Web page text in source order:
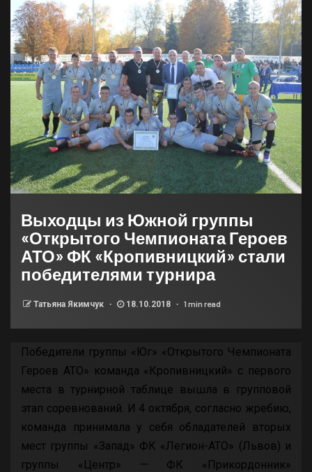
Выходцы из Южной группы
«Открытого Чемпионата Героев
АТО» ФК «Кропивницкий» стали
победителями турнира
Татьяна Якимчук 18.10.2018 1 min read
Победители группы «Юг» «Открытого Чемпионата
Героев АТО» команда «Кропивницкий» с первого
места в турнирной таблице вышла в групповой
этап соревнований. И 4 октября, согласно жребию,
команда принимала у себя обладателей вторых
мест группы «Запад» ФК «Легион-АТО» (Львов) и
группы «Центр» — ФК «Прикордонник»